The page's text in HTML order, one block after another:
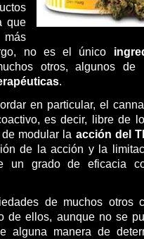
que
no es el único
otros, algunos de
.
en particular, el
es decir, libre de
modular la acción del
de la acción y la
un grado de eficacia
de muchos otros
de ellos, aunque no se
alguna manera de